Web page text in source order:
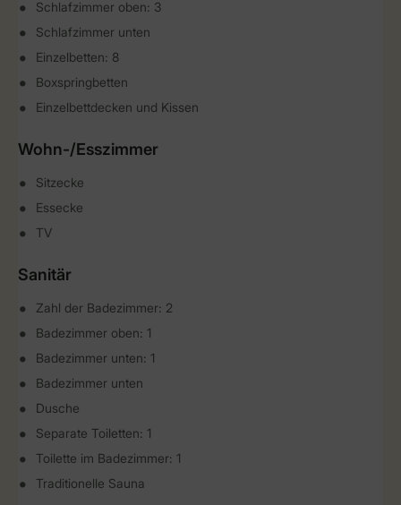
Schlafzimmer oben: 3
Schlafzimmer unten
Einzelbetten: 8
Boxspringbetten
Einzelbettdecken und Kissen
Wohn-/Esszimmer
Sitzecke
Essecke
TV
Sanitär
Zahl der Badezimmer: 2
Badezimmer oben: 1
Badezimmer unten: 1
Badezimmer unten
Dusche
Separate Toiletten: 1
Toilette im Badezimmer: 1
Traditionelle Sauna